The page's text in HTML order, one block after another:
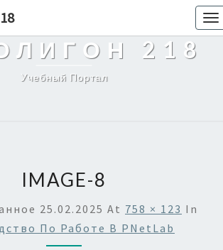
218
Учебный Портал
IMAGE-8
25.02.2025 At 758 × 123 In
По Работе В PNetLab